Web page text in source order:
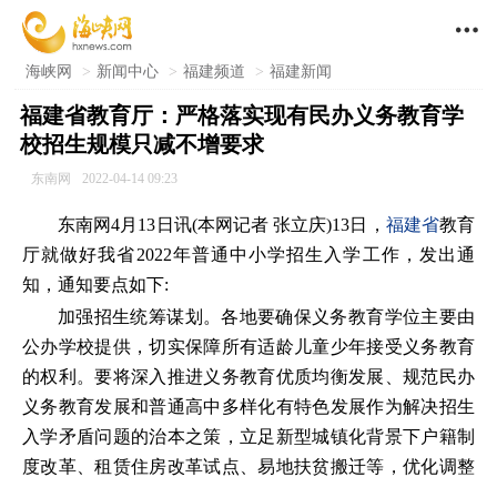

海峡网 > 新闻中心 > 福建频道 > 福建新闻
福建省教育厅：严格落实现有民办义务教育学
校招生规模只减不增要求
东南网 2022-04-14 09:23
东南网4月13日讯(本网记者 张立庆)13日， 福建省教育
厅就做好我省2022年普通中小学招生入学工作，发出通
知，通知要点如下:
加强招生统筹谋划。各地要确保义务教育学位主要由
公办学校提供，切实保障所有适龄儿童少年接受义务教育
的权利。要将深入推进义务教育优质均衡发展、规范民办
义务教育发展和普通高中多样化有特色发展作为解决招生
入学矛盾问题的治本之策，立足新型城镇化背景下户籍制
度改革、租赁住房改革试点、易地扶贫搬迁等，优化调整